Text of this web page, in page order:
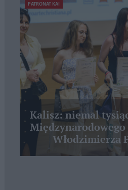
PATRONAT KAI
Kalisz: niemal
Włodzimierza